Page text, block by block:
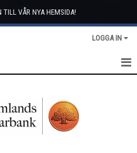
TILL VÅR NYA HEMSIDA!
LOGGA IN